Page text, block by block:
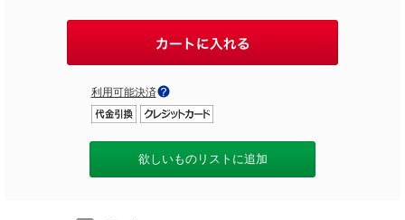
利用可能決済
欲しいものリストに追加